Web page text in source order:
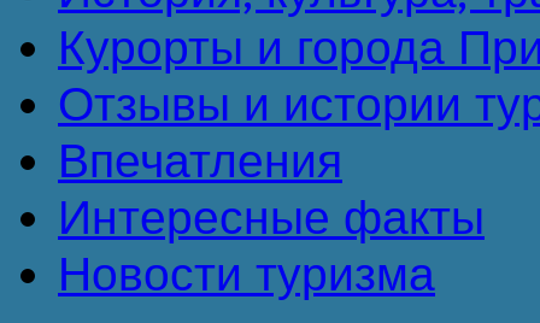
Курорты и города
Отзывы и истории
Впечатления
Интересные факты
Новости туризма